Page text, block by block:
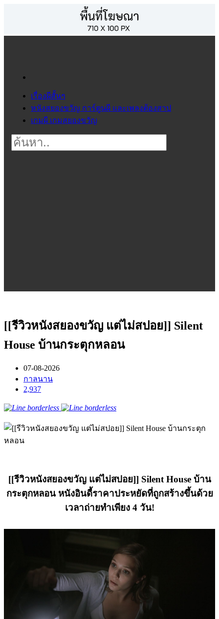
เรื่องผีสั้นๆ
หนังสยองขวัญ การ์ตูนผี และเพลงต้องสาป
เกมผี เกมสยองขวัญ
[[รีวิวหนังสยองขวัญ แต่ไม่สปอย]] Silent
House บ้านกระตุกหลอน
07-08-2026
กาลนาน
2,937
[[รีวิวหนังสยองขวัญ แต่ไม่สปอย]] Silent House บ้าน
กระตุกหลอน หนังอินดี้ราคาประหยัดที่ถูกสร้างขึ้นด้วย
เวลาถ่ายทำเพียง 4 วัน!